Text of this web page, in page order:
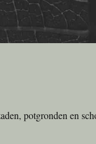
potgronden en